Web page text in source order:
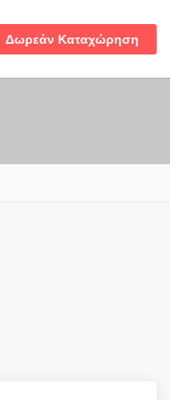
Δωρεάν Καταχώρηση